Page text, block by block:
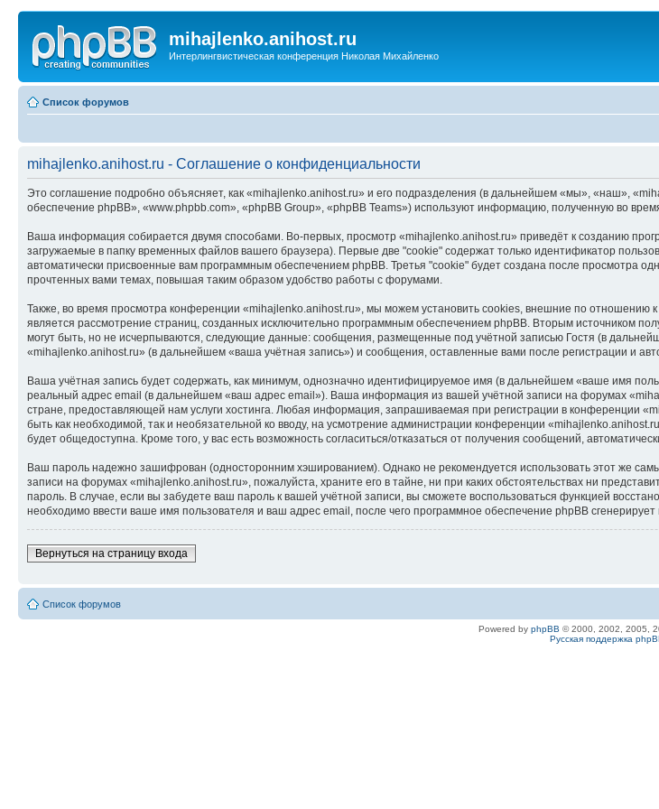
mihajlenko.anihost.ru
Интерлингвистическая конференция Николая Михайленко
Список форумов
mihajlenko.anihost.ru - Соглашение о конфиденциальности
Это соглашение подробно объясняет, как «mihajlenko.anihost.ru» и его подразделения (в дальнейшем «мы», «наш»,
обеспечение phpBB», «www.phpbb.com», «phpBB Group», «phpBB Teams») используют информацию, полученную во
Ваша информация собирается двумя способами. Во-первых, просмотр «mihajlenko.anihost.ru» приведёт к созданию
загружаемые в папку временных файлов вашего браузера). Первые две "cookie" содержат только идентификатор
автоматически присвоенные вам программным обеспечением phpBB. Третья "cookie" будет создана после просмотра
прочтенных вами темах, повышая таким образом удобство работы с форумами.
Также, во время просмотра конференции «mihajlenko.anihost.ru», мы можем установить cookies, внешние по отношению
является рассмотрение страниц, созданных исключительно программным обеспечением phpBB. Вторым источником
могут быть, но не исчерпываются, следующие данные: сообщения, размещенные под учётной записью Гостя (в
«mihajlenko.anihost.ru» (в дальнейшем «ваша учётная запись») и сообщения, оставленные вами после регистрации и
Ваша учётная запись будет содержать, как минимум, однозначно идентифицируемое имя (в дальнейшем «ваше имя
реальный адрес email (в дальнейшем «ваш адрес email»). Ваша информация из вашей учётной записи на форумах
стране, предоставляющей нам услуги хостинга. Любая информация, запрашиваемая при регистрации в конференции
быть как необходимой, так и необязательной ко вводу, на усмотрение администрации конференции
будет общедоступна. Кроме того, у вас есть возможность согласиться/отказаться от получения сообщений,
Ваш пароль надежно зашифрован (односторонним хэшированием). Однако не рекомендуется использовать этот же
записи на форумах «mihajlenko.anihost.ru», пожалуйста, храните его в тайне, ни при каких обстоятельствах ни
пароль. В случае, если вы забудете ваш пароль к вашей учётной записи, вы сможете воспользоваться функцией
необходимо ввести ваше имя пользователя и ваш адрес email, после чего программное обеспечение phpBB
Вернуться на страницу входа
Список форумов
Powered by phpBB © 2000, 2002, 2005,
Русская поддержка